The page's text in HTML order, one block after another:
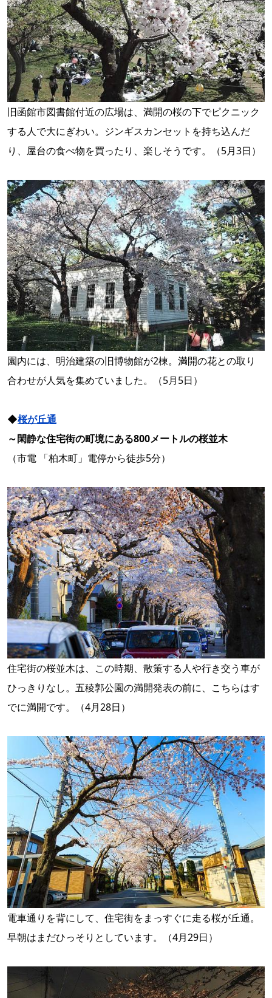
旧函館市図書館付近の広場は、満開の桜の下でピクニック
する人で大にぎわい。ジンギスカンセットを持ち込んだ
り、屋台の食べ物を買ったり、楽しそうです。（5月3日）
園内には、明治建築の旧博物館が2棟。満開の花との取り
合わせが人気を集めていました。（5月5日）
◆桜が丘通
～閑静な住宅街の町境にある800メートルの桜並木
（市電 「柏木町」電停から徒歩5分）
住宅街の桜並木は、この時期、散策する人や行き交う車が
ひっきりなし。五稜郭公園の満開発表の前に、こちらはす
でに満開です。（4月28日）
電車通りを背にして、住宅街をまっすぐに走る桜が丘通。
早朝はまだひっそりとしています。（4月29日）